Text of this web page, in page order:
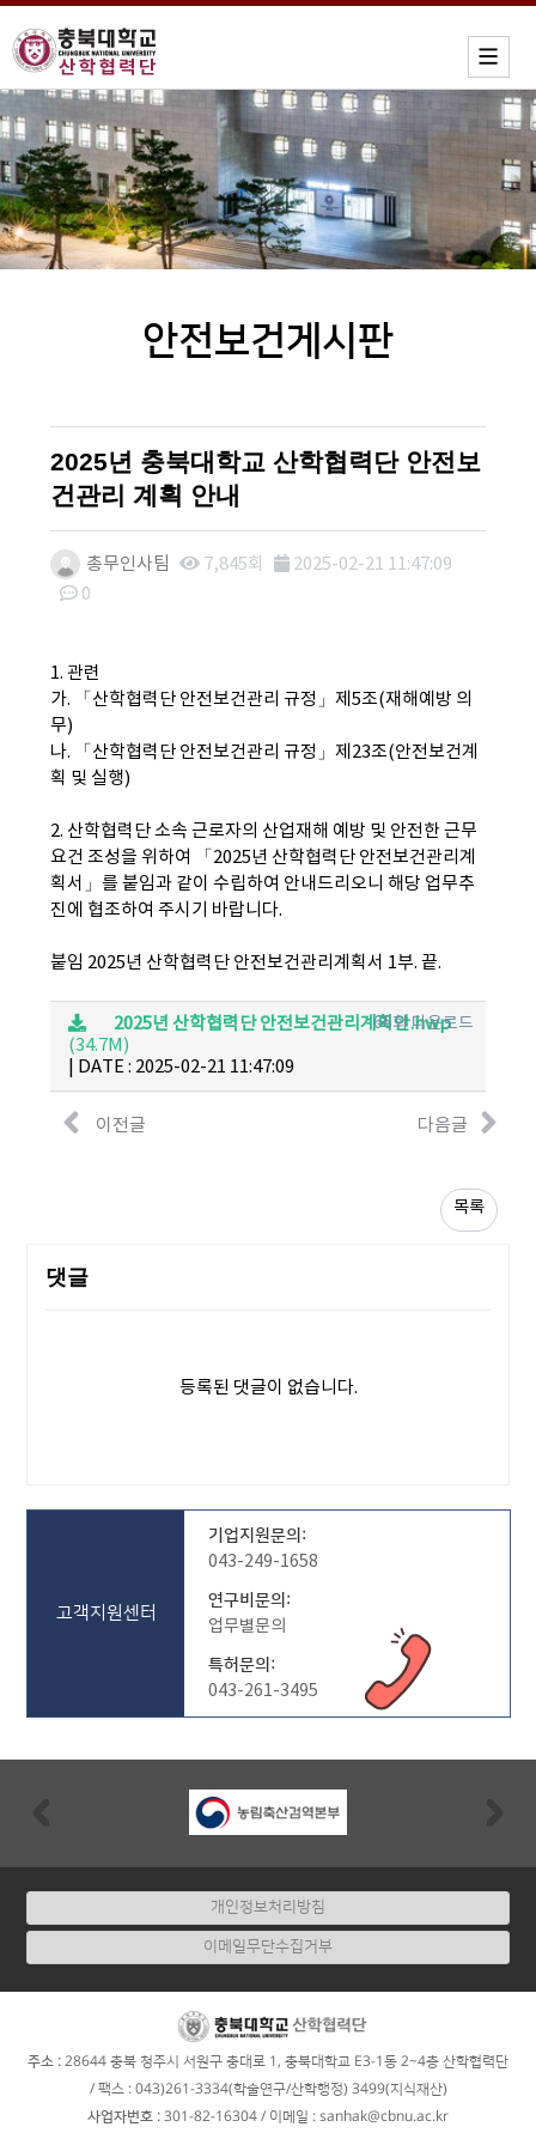
안전보건게시판
2025년 충북대학교 산학협력단 안전보
건관리 계획 안내
총무인사팀 7,845회
2025-02-21 11:47:09
0
1. 관련
가. 「산학협력단 안전보건관리 규정」제5조(재해예방 의
무)
나. 「산학협력단 안전보건관리 규정」제23조(안전보건계
획 및 실행)
2. 산학협력단 소속 근로자의 산업재해 예방 및 안전한 근무
요건 조성을 위하여 「2025년 산학협력단 안전보건관리계
획서」를 붙임과 같이 수립하여 안내드리오니 해당 업무추
진에 협조하여 주시기 바랍니다.
붙임 2025년 산학협력단 안전보건관리계획서 1부. 끝.
2025년 산학협력단 안전보건관리계획안.hwp
(34.7M)
66회 다운로드
DATE : 2025-02-21 11:47:09
이전글 다음글
목록
댓글
등록된 댓글이 없습니다.
고객지원센터
기업지원문의:
043-249-1658
연구비문의:
업무별문의
특허문의:
043-261-3495
개인정보처리방침
이메일무단수집거부
주소 : 28644 충북 청주시 서원구 충대로 1, 충북대학교 E3-1동 2~4층 산학협력단
/ 팩스 : 043)261-3334(학술연구/산학행정) 3499(지식재산)
사업자번호 : 301-82-16304 / 이메일 : sanhak@cbnu.ac.kr